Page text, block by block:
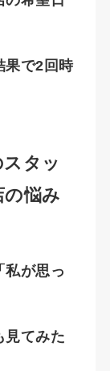
果で2回時
タッ
悩み
が思っ
てみた